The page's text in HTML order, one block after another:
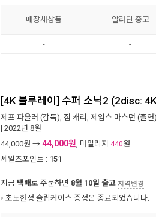
매장새상품 알라딘 중고
- -
[4K 블루레이] 수퍼 소닉2 (2disc:
제프 파울러 (감독), 짐 캐리 , 제임스 마스던 (출연
| 2022년 8월
44,000원 → 44,000원, 마일리지 440원
세일즈포인트 : 151
지금 택배로 주문하면 8월 10일 출고 지역변경
초도한정 슬립케이스 증정은 종료되었습니다.